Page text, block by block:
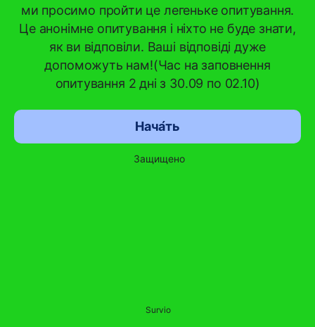
ми просимо пройти це легеньке опитування.
Це анонімне опитування і ніхто не буде знати,
як ви відповіли. Ваші відповіді дуже
допоможуть нам!(Час на заповнення
опитування 2 дні з 30.09 по 02.10)
Нача́ть
Защищено
Survio